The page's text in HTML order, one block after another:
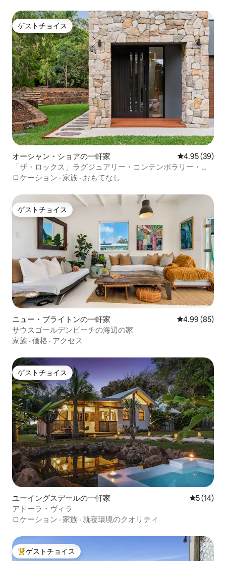
ゲストチョイス
ゲストチョイス
オーシャン・ショアの一軒家 レビュー39
4.95 (39)
「ザ・ロックス」ラグジュアリー・コンテンポラリー・リ
トリート
ロケーション · 家族 · おもてなし
ゲストチョイス
ゲストチョイス
ニュー・ブライトンの一軒家 レビュー85
4.99 (85)
サウスゴールデンビーチの海辺の家
家族 · 価格 · アクセス
ゲストチョイス
ゲストチョイス
ユーイングスデールの一軒家 レビュー
5 (14)
アドーラ・ヴィラ
ロケーション · 家族 · 就寝環境のクオリティ
大好評のゲストチョイスです。
ゲストチョイス